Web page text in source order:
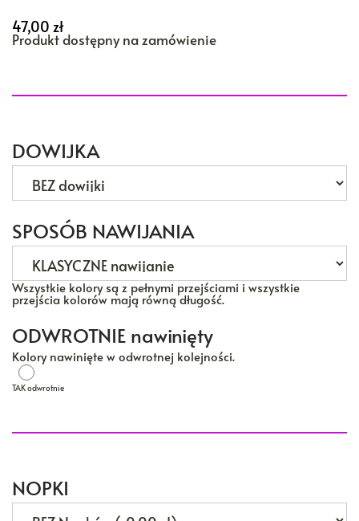
47,00 zł
Produkt dostępny na zamówienie
DOWIJKA
SPOSÓB NAWIJANIA
Wszystkie kolory są z pełnymi przejściami i wszystkie
przejścia kolorów mają równą długość.
ODWROTNIE nawinięty
Kolory nawinięte w odwrotnej kolejności.
TAK odwrotnie
NOPKI